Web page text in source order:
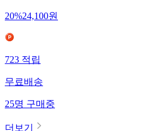
20%24,100원
723 적립
무료배송
25명 구매중
더보기